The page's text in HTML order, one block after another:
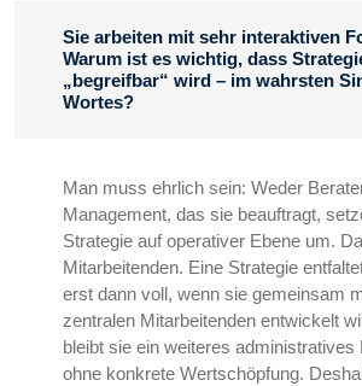
Sie arbeiten mit sehr interaktiven
Warum ist es wichtig, dass
„begreifbar“ wird – im wahrsten
Wortes?
Man muss ehrlich sein: Weder
Management, das sie beauftragt,
Strategie auf operativer Ebene um.
Mitarbeitenden. Eine Strategie
erst dann voll, wenn sie gemeinsam
zentralen Mitarbeitenden entwickelt
bleibt sie ein weiteres administratives
ohne konkrete Wertschöpfung.